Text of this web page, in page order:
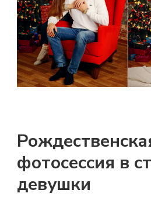
фотосессия в
девушки